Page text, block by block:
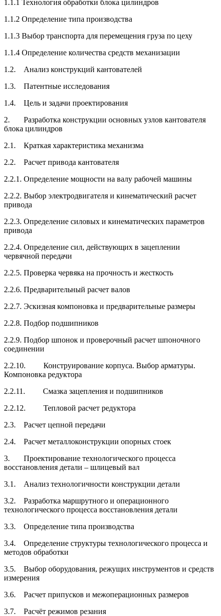
1.1.1 Технология обработки блока цилиндров
1.1.2 Определение типа производства
1.1.3 Выбор транспорта для перемещения груза по цеху
1.1.4 Определение количества средств механизации
1.2. Анализ конструкций кантователей
1.3. Патентные исследования
1.4. Цель и задачи проектирования
2. Разработка конструкции основных узлов кантователя
блока цилиндров
2.1. Краткая характеристика механизма
2.2. Расчет привода кантователя
2.2.1. Определение мощности на валу рабочей машины
2.2.2. Выбор электродвигателя и кинематический расчет
привода
2.2.3. Определение силовых и кинематических параметров
привода
2.2.4. Определение сил, действующих в зацеплении
червячной передачи
2.2.5. Проверка червяка на прочность и жесткость
2.2.6. Предварительный расчет валов
2.2.7. Эскизная компоновка и предварительные размеры
2.2.8. Подбор подшипников
2.2.9. Подбор шпонок и проверочный расчет шпоночного
соединении
2.2.10. Конструирование корпуса. Выбор арматуры.
Компоновка редуктора
2.2.11. Смазка зацепления и подшипников
2.2.12. Тепловой расчет редуктора
2.3. Расчет цепной передачи
2.4. Расчет металлоконструкции опорных стоек
3. Проектирование технологического процесса
восстановления детали – шлицевый вал
3.1. Анализ технологичности конструкции детали
3.2. Разработка маршрутного и операционного
технологического процесса восстановления детали
3.3. Определение типа производства
3.4. Определение структуры технологического процесса и
методов обработки
3.5. Выбор оборудования, режущих инструментов и средств
измерения
3.6. Расчет припусков и межоперационных размеров
3.7. Расчёт режимов резания